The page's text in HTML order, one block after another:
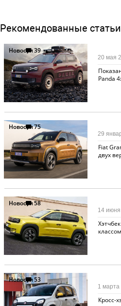
Рекомендованные статьи
Новости39
Panda
20 мая
Новости75
Fiat
двух
29
Новости58
14
Новости53
Кросс-
1 марта